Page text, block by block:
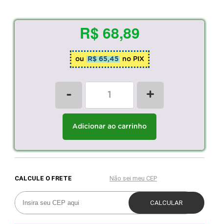
R$ 68,89
ou R$ 65,45 no PIX
- +
Adicionar ao carrinho